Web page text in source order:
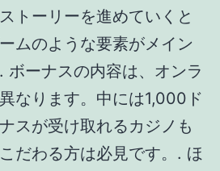
高いゲームを提供してい
ています。. 最近途中まで
で予想変えて外して最初
してたっていうことが多
ちに本命インダストリア
アムヒルだと今買うとオ